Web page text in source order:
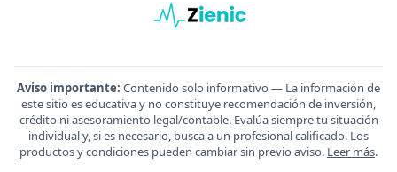
Aviso importante: Contenido solo informativo — La información de
este sitio es educativa y no constituye recomendación de inversión,
crédito ni asesoramiento legal/contable. Evalúa siempre tu situación
individual y, si es necesario, busca a un profesional calificado. Los
productos y condiciones pueden cambiar sin previo aviso. Leer más.